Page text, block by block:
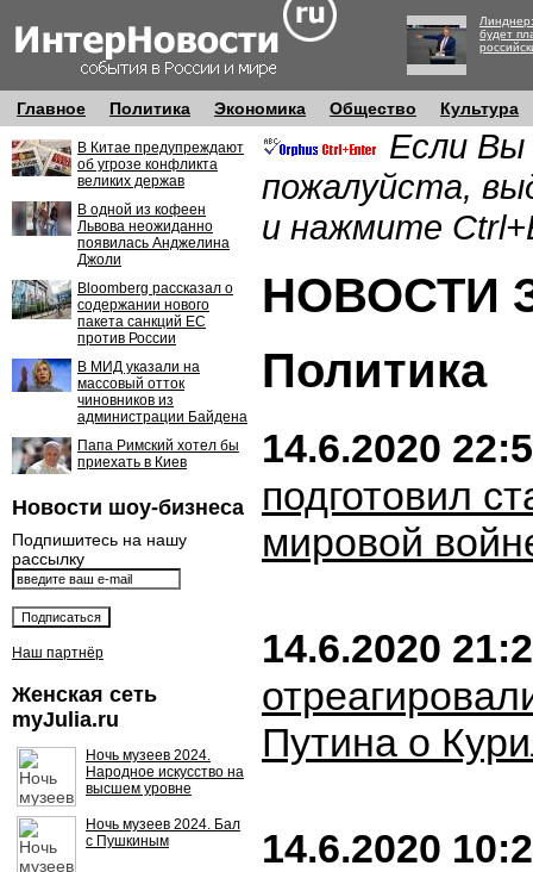
будет
Главное Политика Экономика Общество Культура
В Китае предупреждают
об угрозе конфликта
великих держав
В одной из кофеен
Львова неожиданно
появилась Анджелина
Джоли
Bloomberg рассказал о
содержании нового
пакета санкций ЕС
против России
В МИД указали на
массовый отток
чиновников из
администрации Байдена
Папа Римский хотел бы
приехать в Киев
Новости шоу-бизнеса
Подпишитесь на нашу
рассылку
Наш партнёр
Женская сеть
myJulia.ru
Ночь музеев 2024.
Народное искусство на
высшем уровне
Ночь музеев 2024. Бал
с Пушкиным
Если Вы
пожалуйста,
и нажмите
НОВОСТИ
Политика
14.6.2020
подготовил
мировой
14.6.2020
Путина о
14.6.2020